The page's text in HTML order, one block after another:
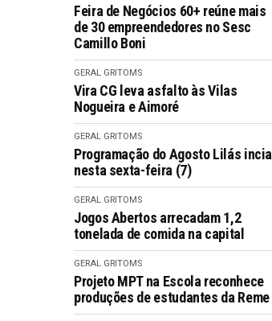
Feira de Negócios 60+ reúne mais
de 30 empreendedores no Sesc
Camillo Boni
GERAL GRITOMS
Vira CG leva asfalto às Vilas
Nogueira e Aimoré
GERAL GRITOMS
Programação do Agosto Lilás incia
nesta sexta-feira (7)
GERAL GRITOMS
Jogos Abertos arrecadam 1,2
tonelada de comida na capital
GERAL GRITOMS
Projeto MPT na Escola reconhece
produções de estudantes da Reme